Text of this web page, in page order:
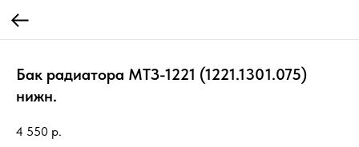
Бак радиатора МТЗ-1221 (1221.1301.075)
нижн.
4 550 р.